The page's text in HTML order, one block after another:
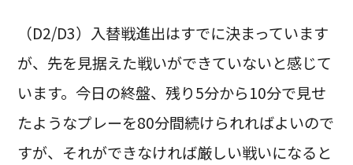
（D2/D3）入替戦進出はすでに決まっています
が、先を見据えた戦いができていないと感じて
います。今日の終盤、残り5分から10分で見せ
たようなプレーを80分間続けられればよいので
すが、それができなければ厳しい戦いになると